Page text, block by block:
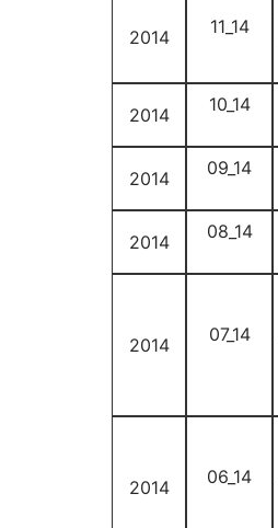
2014 11_14
2014 10_14
2014 09_14
2014 08_14
2014 07_14
2014 06_14